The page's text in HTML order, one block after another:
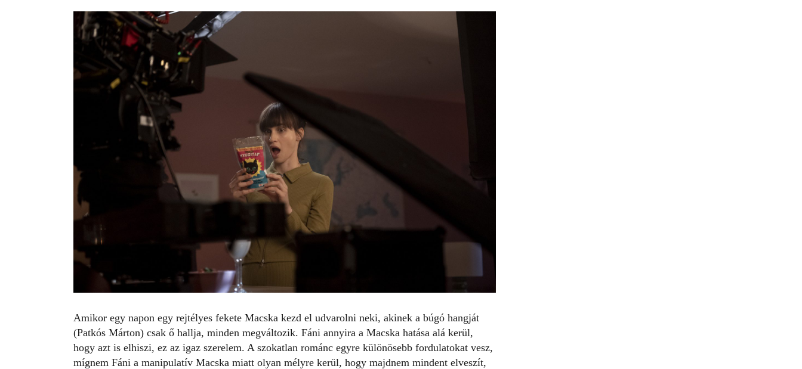
Amikor egy napon egy rejtélyes fekete Macska kezd el udvarolni neki, akinek a búgó hangját
(Patkós Márton) csak ő hallja, minden megváltozik. Fáni annyira a Macska hatása alá kerül,
hogy azt is elhiszi, ez az igaz szerelem. A szokatlan románc egyre különösebb fordulatokat vesz,
mígnem Fáni a manipulatív Macska miatt olyan mélyre kerül, hogy majdnem mindent elveszít,